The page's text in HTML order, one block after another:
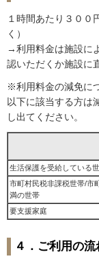
１時間あたり３００
く）
→利用料金は施設に
認いただくか施設に
※利用料金の減免に
以下に該当する方は
し出てください。
生活保護を受給している
市町村民税非課税世帯/市
満の世帯
要支援家庭
４．ご利用の流